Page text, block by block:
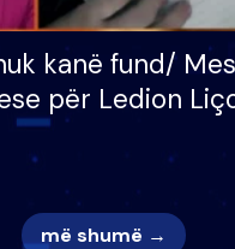
kanë fund/
për Ledion
e tij,
dot lotët: Nuk
më shumë →